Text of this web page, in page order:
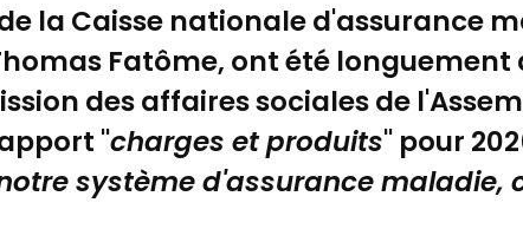
la Caisse nationale d'assurance
Fatôme, ont été
des affaires sociales de
"charges et produits" pour
système d'assurance maladie,